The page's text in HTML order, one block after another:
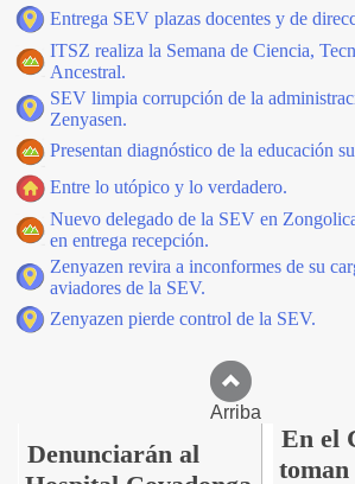
Entrega SEV plazas docentes y de
ITSZ realiza la Semana de Ciencia,
Ancestral.
SEV limpia corrupción de la
Zenyasen.
Presentan diagnóstico de la educación
Entre lo utópico y lo verdadero.
Nuevo delegado de la SEV en
en entrega recepción.
Zenyazen revira a inconformes de su
aviadores de la SEV.
Zenyazen pierde control de la SEV.
Arriba
Denunciarán al
En el